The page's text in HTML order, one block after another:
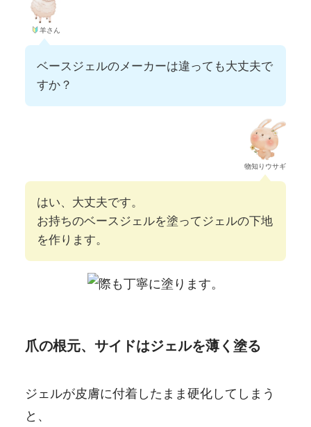
羊さん
ベースジェルのメーカーは違っても大丈夫で
すか？
物知りウサギ
はい、大丈夫です。
お持ちのベースジェルを塗ってジェルの下地
を作ります。
爪の根元、サイドはジェルを薄く塗る
ジェルが皮膚に付着したまま硬化してしまう
と、